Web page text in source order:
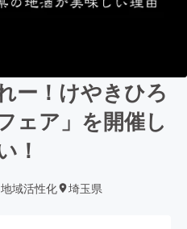
ー！けやきひろ
ェア」を開催し
！
域活性化 埼玉県